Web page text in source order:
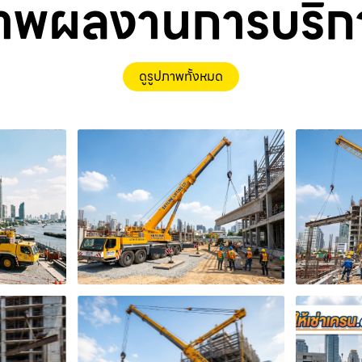
ผลงานการบริ
ดูรูปภาพทั้งหมด